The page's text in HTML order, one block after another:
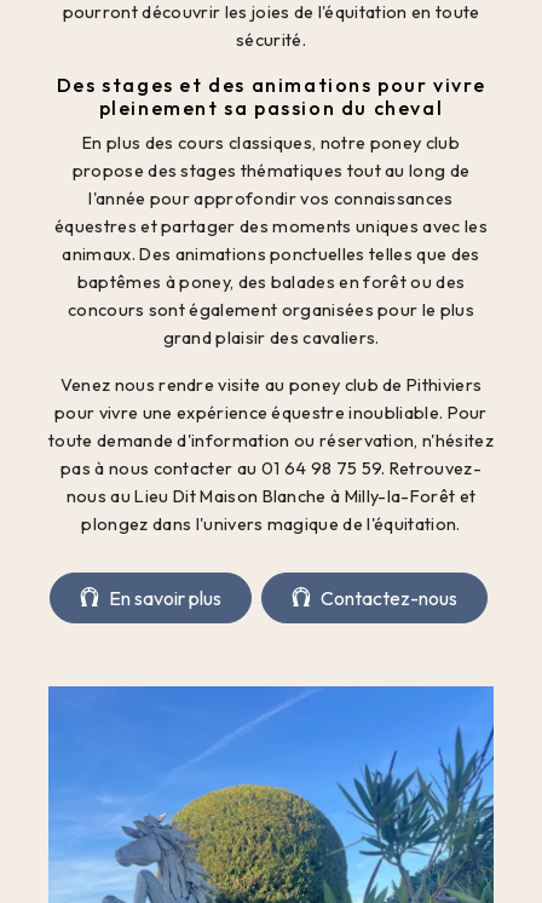
pourront découvrir les joies de l'équitation en toute
sécurité.
Des stages et des animations pour vivre
pleinement sa passion du cheval
En plus des cours classiques, notre poney club
propose des stages thématiques tout au long de
l'année pour approfondir vos connaissances
équestres et partager des moments uniques avec les
animaux. Des animations ponctuelles telles que des
baptêmes à poney, des balades en forêt ou des
concours sont également organisées pour le plus
grand plaisir des cavaliers.
Venez nous rendre visite au poney club de Pithiviers
pour vivre une expérience équestre inoubliable. Pour
toute demande d'information ou réservation, n'hésitez
pas à nous contacter au 01 64 98 75 59. Retrouvez-
nous au Lieu Dit Maison Blanche à Milly-la-Forêt et
plongez dans l'univers magique de l'équitation.
En savoir plus Contactez-nous